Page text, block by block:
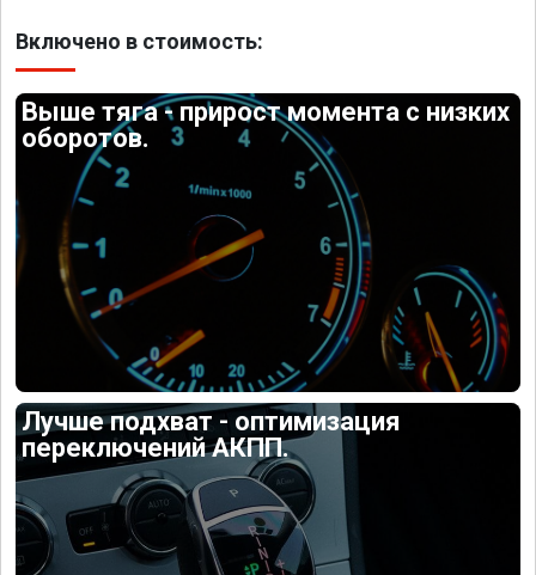
Включено в стоимость:
Выше тяга - прирост момента с низких
оборотов.
Лучше подхват - оптимизация
переключений АКПП.